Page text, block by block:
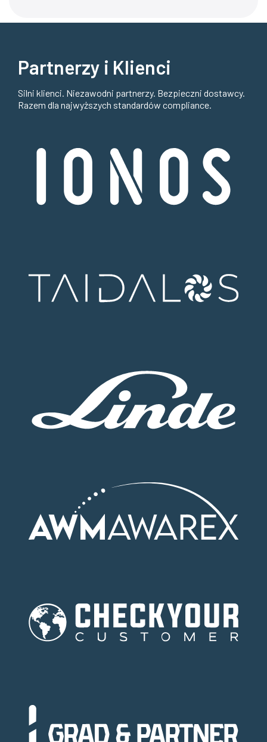
Partnerzy i Klienci
Silni klienci. Niezawodni partnerzy. Bezpieczni dostawcy.
Razem dla najwyższych standardów compliance.